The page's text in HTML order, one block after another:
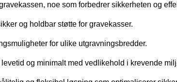
noe som forbedrer sikkerheten og
og holdbar støtte for gravekasser.
for ulike utgravningsbredder.
og minimalt med vedlikehold i krevende